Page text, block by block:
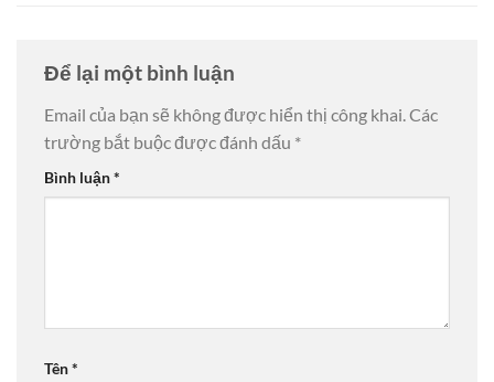
Để lại một bình luận
Email của bạn sẽ không được hiển thị công khai.Các
trường bắt buộc được đánh dấu *
Bình luận*
Tên*